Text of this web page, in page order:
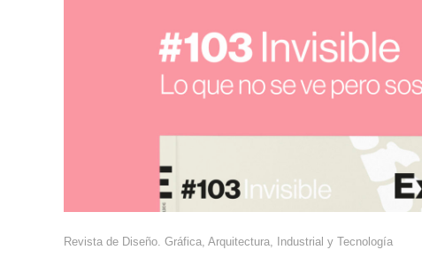
Revista de Diseño. Gráfica, Arquitectura, Industrial y Tecnología